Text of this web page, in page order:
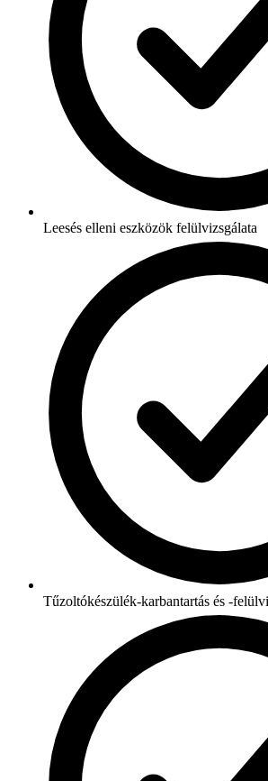
Leesés elleni eszközök felülvizsgálata
Tűzoltókészülék-karbantartás és -